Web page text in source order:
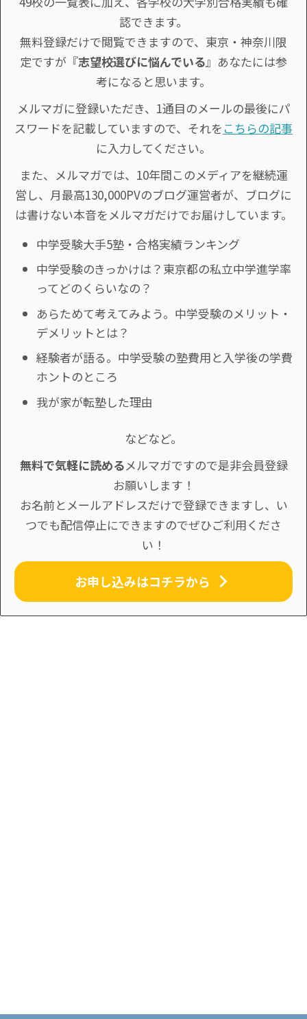
認できます。
無料登録だけで閲覧できますので、東京・神奈川限
定ですが『志望校選びに悩んでいる』あなたには参
考になると思います。
メルマガに登録いただき、1通目のメールの最後にパ
スワードを記載していますので、それを こちらの記事
に入力してください。
また、メルマガでは、10年間このメディアを継続運
営し、月最高130,000PVのブログ運営者が、ブログに
は書けない本音をメルマガだけでお届けしています。
中学受験大手5塾・合格実績ランキング
中学受験のきっかけは？東京都の私立中学進学率
ってどのくらいなの？
あらためて考えてみよう。中学受験のメリット・
デメリットとは？
経験者が語る。中学受験の塾費用と入学後の学費
ホントのところ
我が家が転塾した理由
などなど。
無料で気軽に読めるメルマガですので是非会員登録
お願いします！
お名前とメールアドレスだけで登録できますし、い
つでも配信停止にできますのでぜひご利用くださ
い！
お申し込みはコチラから